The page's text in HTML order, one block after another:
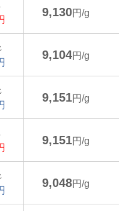
9,130円/g
9,104円/g
9,151円/g
9,151円/g
9,048円/g